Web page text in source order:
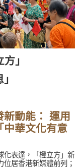
」
動能： 運用
中華文化有意
化表達，「橙立方」新
居香港新媒體前列；